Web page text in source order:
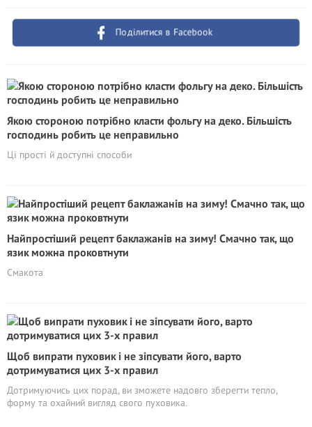
Поділитися в Facebook
Якою стороною потрібно класти фольгу на деко. Більшість
господинь робить це неправильно
Ці прості й доступні способи
Найпростіший рецепт баклажанів на зиму! Смачно так, що
язик можна проковтнути
Смакота
Щоб випрати пуховик і не зіпсувати його, варто
дотримуватися цих 3-х правил
Дотримуючись цих порад, ви зможете надовго зберегти тепло,
форму та охайний вигляд свого пуховика.